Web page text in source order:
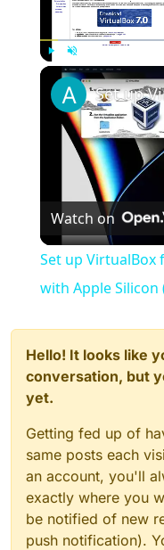
Unmute
Watch on
Set up VirtualBox
with Apple Silicon
Hello! It looks like
conversation, but
yet.
Getting fed up of
same posts each
an account, you'll
exactly where you
be notified of new
push notification).